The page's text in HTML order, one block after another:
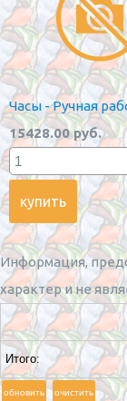
Часы - Ручная
15428.00 руб.
Информация,
характер и не
Итого: